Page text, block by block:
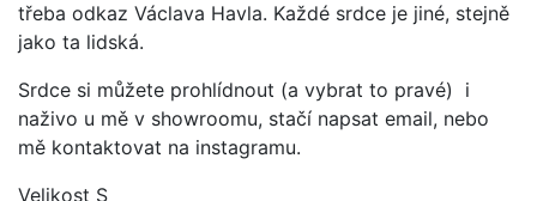
třeba odkaz Václava Havla. Každé srdce je jiné, stejně
jako ta lidská.
Srdce si můžete prohlídnout (a vybrat to pravé) i
naživo u mě v showroomu, stačí napsat email, nebo
mě kontaktovat na instagramu.
Velikost S